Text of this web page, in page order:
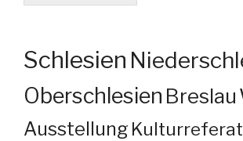
Schlesien
Oberschlesien Breslau
Ausstellung